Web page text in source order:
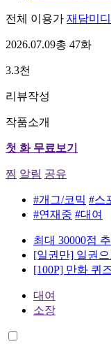
전체 이용가 재담미
2026.07.09총 47화
3.3천
리뷰작성
작품소개
첫 화 무료보기
찜 알림 공유
#개그/코믹 #스
#연재중 #대여
최대 30000점
[일권만] 일권
[100P] 만화 퀴
대여
소장